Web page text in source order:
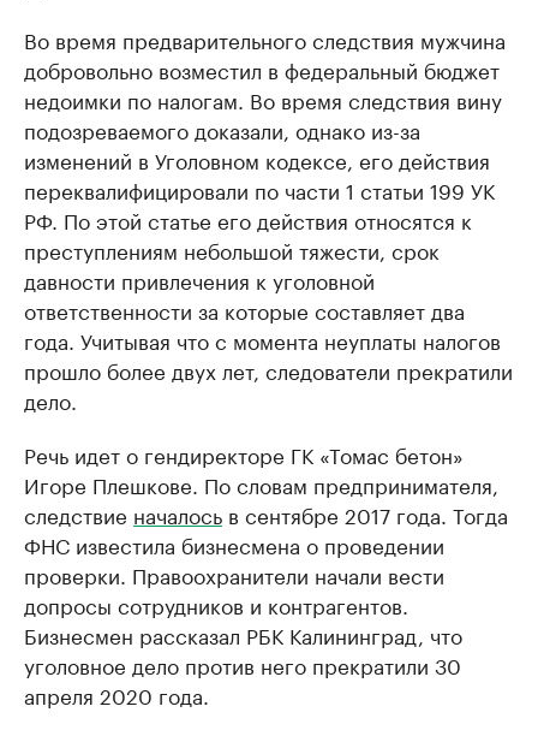
Во время предварительного следствия мужчина
добровольно возместил в федеральный бюджет
недоимки по налогам. Во время следствия вину
подозреваемого доказали, однако из-за
изменений в Уголовном кодексе, его действия
переквалифицировали по части 1 статьи 199 УК
РФ. По этой статье его действия относятся к
преступлениям небольшой тяжести, срок
давности привлечения к уголовной
ответственности за которые составляет два
года. Учитывая что с момента неуплаты налогов
прошло более двух лет, следователи прекратили
дело.
Речь идет о гендиректоре ГК «Томас бетон»
Игоре Плешкове. По словам предпринимателя,
следствие началось в сентябре 2017 года. Тогда
ФНС известила бизнесмена о проведении
проверки. Правоохранители начали вести
допросы сотрудников и контрагентов.
Бизнесмен рассказал РБК Калининград, что
уголовное дело против него прекратили 30
апреля 2020 года.